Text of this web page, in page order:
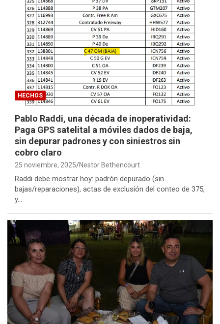
HECHOS
Pablo Raddi, una década de inoperatividad:
Paga GPS satelital a móviles dados de baja,
sin depurar padrones y con siniestros sin
cobro claro
25 noviembre, 2025 Nestor Bethencourt
Raddi debe mostrar hoy: padrón depurado (sin
bajas/reparaciones), actas de exclusión del conteo de 375,
y…